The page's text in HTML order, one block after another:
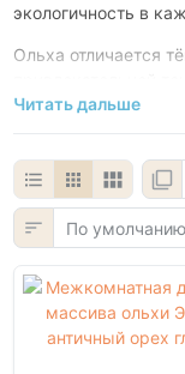
экологичность в
Ольха отличается
уютными. Материал
не подвержен
поддаются
оттенок под любой
Читать дальше